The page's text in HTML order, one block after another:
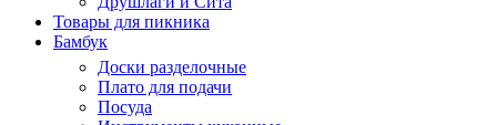
Товары для пикника
Бамбук
Доски разделочные
Плато для подачи
Посуда